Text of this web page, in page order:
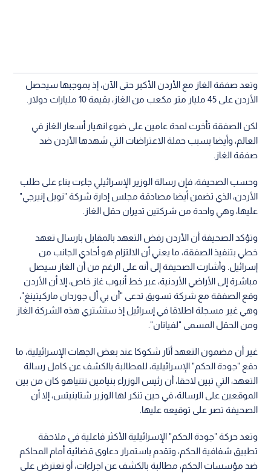
وتعد صفقة الغاز مع الأردن الأكبر حتى الآن، إذ بموجبها سيحصل
الأردن على 45 مليار متر مكعب من الغاز، بقيمة 10 مليارات دولار.
لكن الصفقة تأخرت لمدة عامين على ضوء انهيار أسعار الغاز في
العالم، وأيضا بسبب حملة الاعتراضات التي شهدها الأردن ضد
صفقة الغاز.
وحسب الصحيفة، فإن رسالة الوزير الإسرائيلي جاءت بناء على طلب
الأردن، الذي تضمن أيضا مصادقة مجلس إدارة شركة "نوبل إنيرجي"
عليها، وهي واحدة من شركتين تديران حقل الغاز.
وتؤكد الصحيفة أن الأردن رفض التعهد بالمقابل بارسال تعهد
خطي بتنفيذ الصفقة، ما يعني أن الالتزام هو أحادي الجانب من
إسرائيل. وأشارت الصحيفة إلى أنه على الرغم من أن الغاز سيصل
مباشرة إلى الأراضي الأردنية، عبر خط أنبوب غاز خاص، إلا أن الأردن
وقع الصفقة مع شركة تسويق تدعى "أن بي أل جوردان ماركيتينغ"،
وهي غير مسجلة اطلاقا في إسرائيل إذ ستشتري هذه الشركة الغاز
ومن الحقل المسمى "لفياتان".
غير أن مضمون التعهد أثار شكوكا عند بعض الجهات الإسرائيلية، ما
دفع "جودة الحكم" الإسرائيلية، للمطالبة بالكشف عن كامل رسالة
التعهد، التي تبين لاحقا، أن رئيس الوزراء بنيامين نتنياهو كان من بين
الموقعين على الرسالة، في حين تنكر لها الوزير شتاينيتس، إلا أن
الصحيفة تصر على توقيعه عليها.
وتعد حركة "جودة الحكم" الإسرائيلية الأكثر فاعلية في ملاحقة
تطبيق شفافية الحكم، وتقدم باستمرار دعاوى قضائية أمام المحاكم
ضد مؤسسات الحكم، مطالبة بالكشف عن اجراءات، أو تعترض على